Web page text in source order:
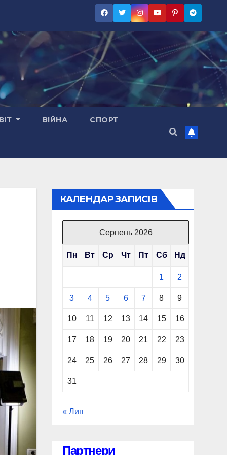
ВІЙНА СПОРТ
КАЛЕНДАР ЗАПИСІВ
Серпень 2026
Пн Вт Ср Чт Пт Сб Нд
1 2
3 4 5 6 7 8 9
10 11 12 13 14 15 16
17 18 19 20 21 22 23
24 25 26 27 28 29 30
31
« Лип
Партнери